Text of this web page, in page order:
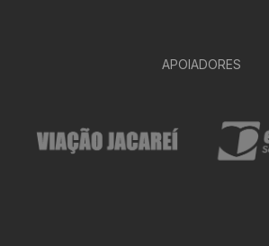
APOIADORES